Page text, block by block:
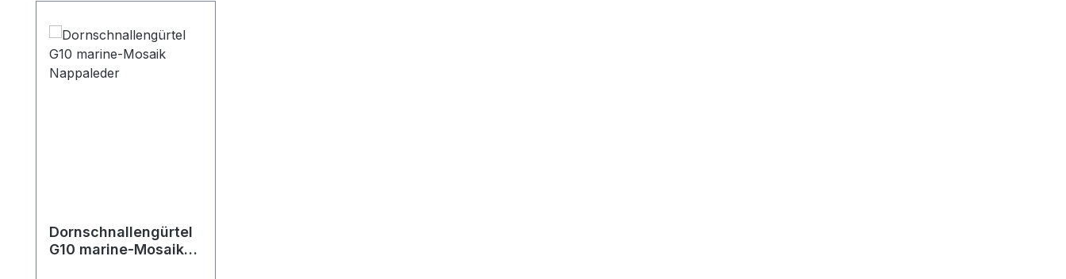
Dornschnallengürtel
G10 marine-Mosaik